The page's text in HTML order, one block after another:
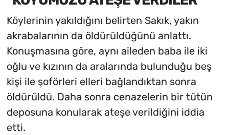
Köylerinin yakıldığını belirten Sakık, yakın
akrabalarının da öldürüldüğünü anlattı.
Konuşmasına göre, aynı aileden baba ile iki
oğlu ve kızının da aralarında bulunduğu beş
kişi ile şoförleri elleri bağlandıktan sonra
öldürüldü. Daha sonra cenazelerin bir tütün
deposuna konularak ateşe verildiğini iddia
etti.